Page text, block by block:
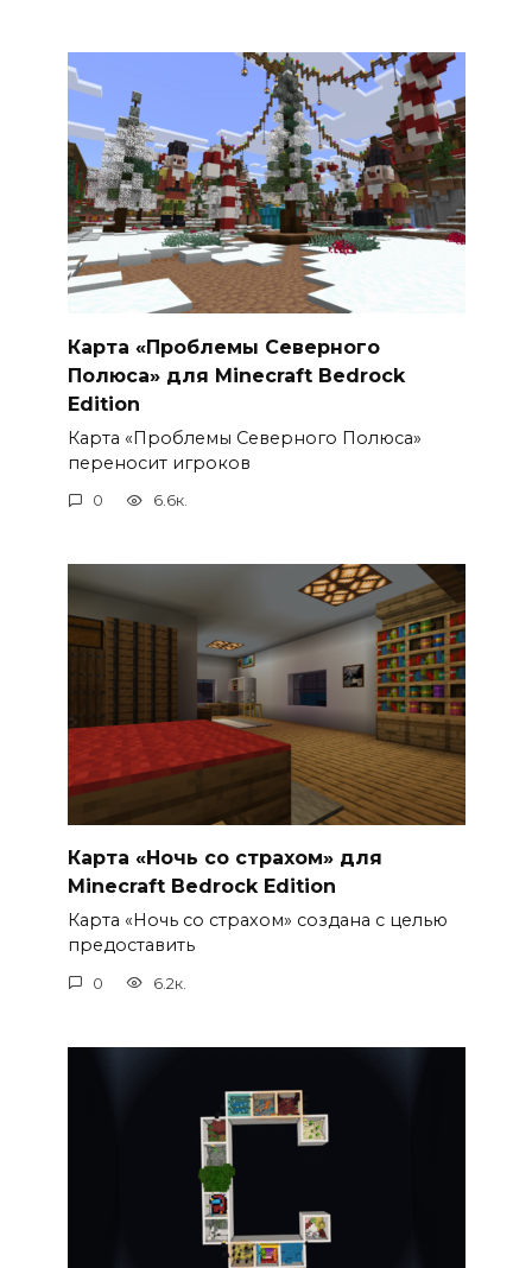
Карта «Проблемы Северного
Полюса» для Minecraft Bedrock
Edition
Карта «Проблемы Северного Полюса»
переносит игроков
0 6.6к.
Карта «Ночь со страхом» для
Minecraft Bedrock Edition
Карта «Ночь со страхом» создана с целью
предоставить
0 6.2к.